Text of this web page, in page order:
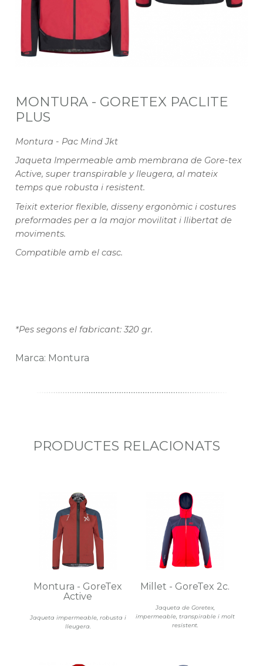
MONTURA - GORETEX PACLITE
PLUS
Marca: Montura
Montura - Pac Mind Jkt
Jaqueta Impermeable amb membrana de Gore-tex
Active, super transpirable y lleugera, al mateix
temps que robusta i resistent.
Teixit exterior flexible, disseny ergonòmic i costures
preformades per a la major movilitat i llibertat de
moviments.
Compatible amb el casc.
*Pes segons el fabricant: 320 gr.
PRODUCTES RELACIONATS
Jaqueta impermeable, robusta i
lleugera.
Montura - GoreTex
Active
Jaqueta de Goretex,
impermeable, transpirable i molt
resistent.
Millet - GoreTex 2c.